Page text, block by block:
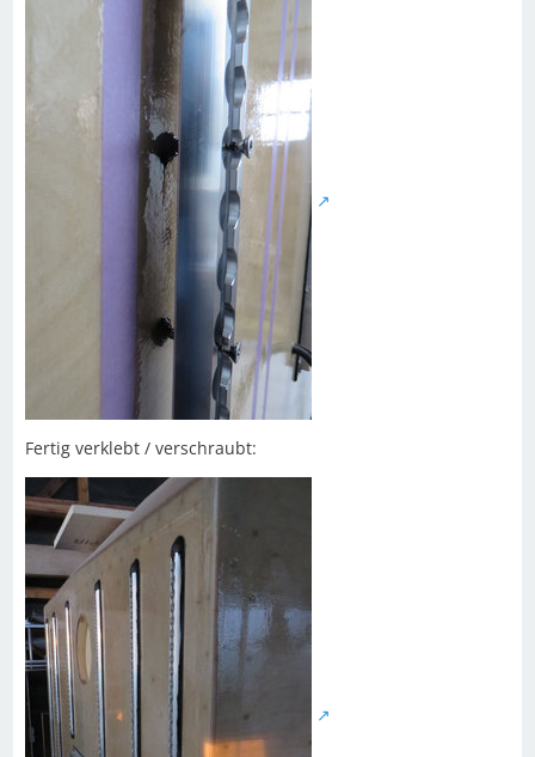
Fertig verklebt / verschraubt: